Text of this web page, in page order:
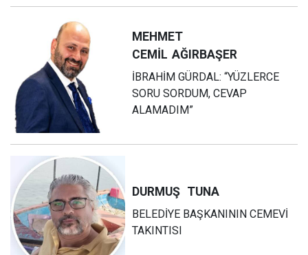
MEHMET
CEMİL AĞIRBAŞER
İBRAHİM GÜRDAL: “YÜZLERCE
SORU SORDUM, CEVAP
ALAMADIM”
DURMUŞ TUNA
BELEDİYE BAŞKANININ CEMEVİ
TAKINTISI